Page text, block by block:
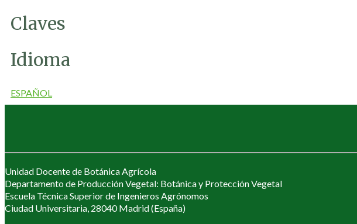
Claves
Idioma
ESPAÑOL
Unidad Docente de Botánica Agrícola
Departamento de Producción Vegetal: Botánica y Protección Vegetal
Escuela Técnica Superior de Ingenieros Agrónomos
Ciudad Universitaria, 28040 Madrid (España)